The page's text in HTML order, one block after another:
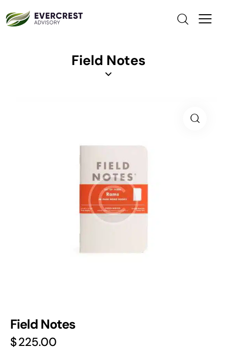
Field Notes
Field Notes
$225.00